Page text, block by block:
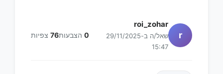
r
roi_zohar
שאל/ה ב-29/11/2025
15:47
0 הצבעות76 צפיות